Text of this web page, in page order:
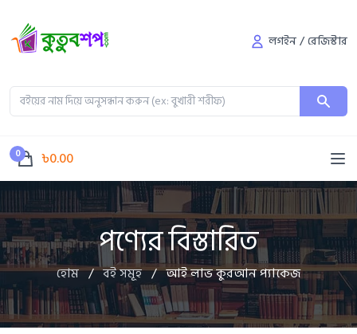
লগইন/রেজিস্টার
0 ৳0.00
পণ্যের বিস্তারিত
হোম / বই সমূহ / আই লাভ কুরআন প্যাকেজ